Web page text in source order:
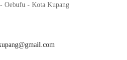
Oebufu - Kota Kupang